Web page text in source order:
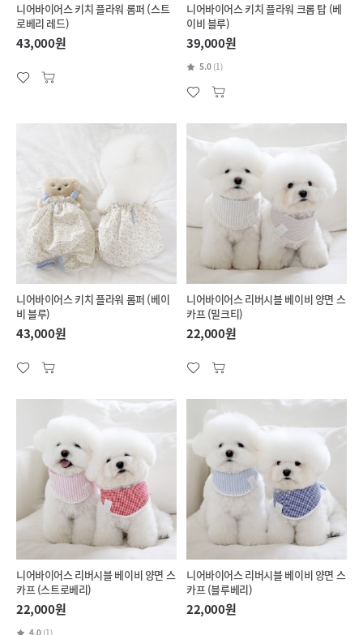
니어바이어스 키치 플라워 롬퍼 (스트
로베리 레드)
43,000원
니어바이어스 키치 플라워 크롭 탑 (베
이비 블루)
39,000원
5.0 (1)
니어바이어스 키치 플라워 롬퍼 (베이
비 블루)
43,000원
니어바이어스 리버시블 베이비 양면 스
카프 (밀크티)
22,000원
니어바이어스 리버시블 베이비 양면 스
카프 (스트로베리)
22,000원
4.0 (1)
니어바이어스 리버시블 베이비 양면 스
카프 (블루베리)
22,000원